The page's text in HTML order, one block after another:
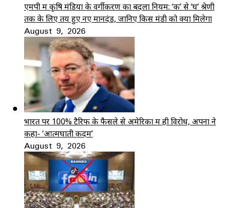
एमपी में कृषि मंडियों के वर्गीकरण का बदला नियम: ‘क’ से ‘घ’ श्रेणी
तक के लिए तय हुए नए मानदंड, जानिए किस मंडी को क्या मिलेगा
August 9, 2026
भारत पर 100% टैरिफ के फैसले से अमेरिका में ही विरोध, अपनों ने
कहा- ‘आत्मघाती कदम’
August 9, 2026